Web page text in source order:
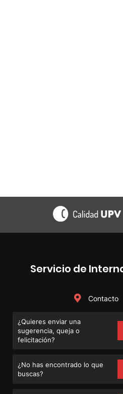
Servicio de
Contacto
¿Quieres enviar una
sugerencia, queja o
felicitación?
¿No has encontrado lo que
buscas?